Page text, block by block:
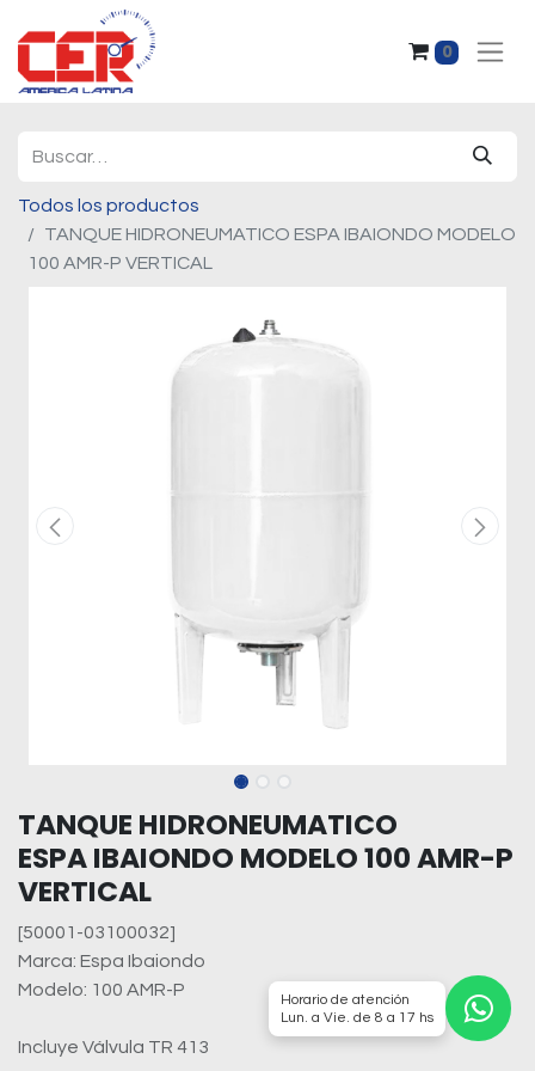
0
Todos los productos
TANQUE HIDRONEUMATICO ESPA IBAIONDO MODELO
100 AMR-P VERTICAL
TANQUE HIDRONEUMATICO
ESPA IBAIONDO MODELO 100 AMR-P
VERTICAL
[50001-03100032]
Marca: Espa Ibaiondo
Modelo: 100 AMR-P
Incluye Válvula TR 413
Horario de atención
Lun. a Vie. de 8 a 17 hs